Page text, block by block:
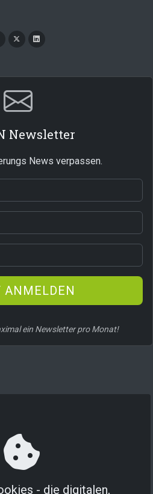
Newsletter
News verpassen.
ANMELDEN
ein Newsletter pro Monat!
- die digitalen,